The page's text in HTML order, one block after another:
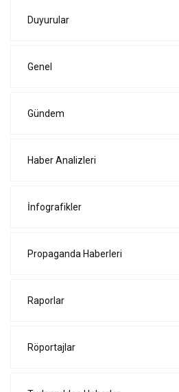
Duyurular
Genel
Gündem
Haber Analizleri
İnfografikler
Propaganda Haberleri
Raporlar
Röportajlar